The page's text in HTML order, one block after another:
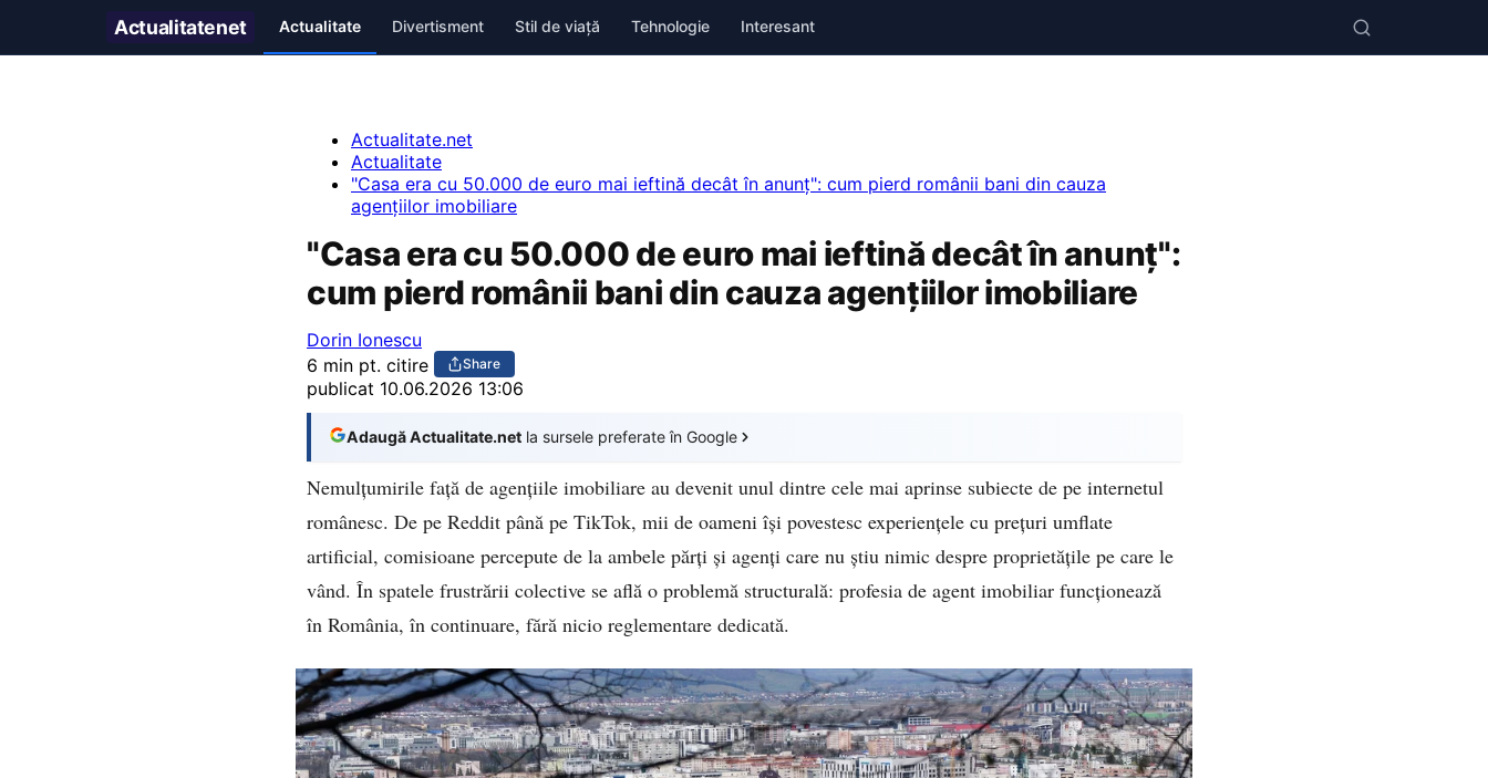
Actualitatenet Actualitate Divertisment Stil de viață Tehnologie Interesant
Actualitate.net
Actualitate
"Casa era cu 50.000 de euro mai ieftină decât în anunț": cum pierd românii bani din cauza
agențiilor imobiliare
"Casa era cu 50.000 de euro mai ieftină decât în anunț":
cum pierd românii bani din cauza agențiilor imobiliare
Dorin Ionescu
6 min pt. citire
Share
publicat 10.06.2026 13:06
Adaugă Actualitate.net la sursele preferate în Google
Nemulțumirile față de agențiile imobiliare au devenit unul dintre cele mai aprinse subiecte de pe internetul
românesc. De pe Reddit până pe TikTok, mii de oameni își povestesc experiențele cu prețuri umflate
artificial, comisioane percepute de la ambele părți și agenți care nu știu nimic despre proprietățile pe care le
vând. În spatele frustrării colective se află o problemă structurală: profesia de agent imobiliar funcționează
în România, în continuare, fără nicio reglementare dedicată.